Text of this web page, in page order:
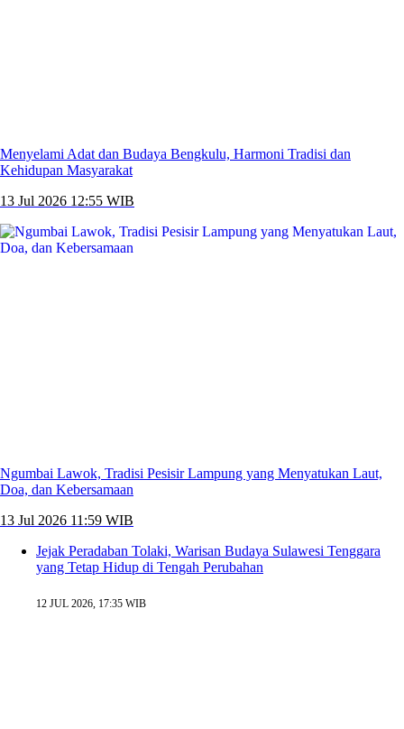
Menyelami Adat dan Budaya Bengkulu, Harmoni Tradisi dan
Kehidupan Masyarakat
13 Jul 2026 12:55 WIB
Ngumbai Lawok, Tradisi Pesisir Lampung yang Menyatukan Laut,
Doa, dan Kebersamaan
13 Jul 2026 11:59 WIB
Jejak Peradaban Tolaki, Warisan Budaya Sulawesi Tenggara
yang Tetap Hidup di Tengah Perubahan
12 JUL 2026, 17:35 WIB